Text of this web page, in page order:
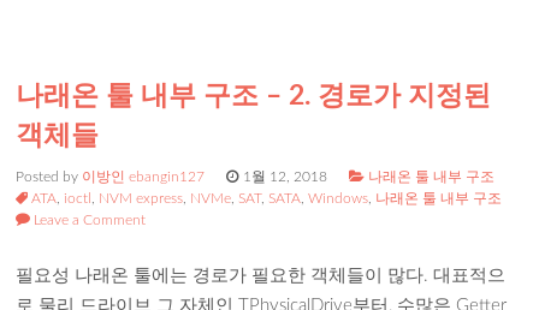
나래온 툴 내부 구조 – 2. 경로가 지정된
객체들
Posted by 이방인 ebangin127 1월 12, 2018
나래온 툴 내부 구조
ATA
ioctl NVM express NVMe SAT, SATA ,Windows 나래온 툴 내부 구조
Leave a Comment
필요성 나래온 툴에는 경로가 필요한 객체들이 많다. 대표적으
로 물리 드라이브 그 자체인 TPhysicalDrive부터, 수많은 Getter